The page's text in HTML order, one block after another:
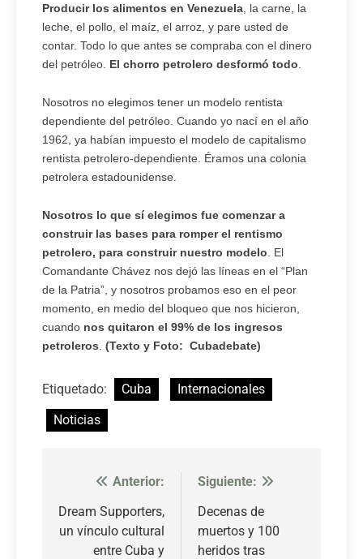
Producir los alimentos en Venezuela , la carne, la
leche, el pollo, el maíz, el arroz, y pare usted de
contar. Todo lo que antes se compraba con el dinero
del petróleo. El chorro petrolero desformó todo
Nosotros no elegimos tener un modelo rentista
dependiente del petróleo. Cuando yo nací en el año
1962, ya habían impuesto el modelo de capitalismo
rentista petrolero-dependiente. Éramos una colonia
petrolera estadounidense.
Nosotros lo que sí elegimos fue comenzar a
construir las bases para romper el rentismo
petrolero, para construir nuestro modelo . El
Comandante Chávez nos dejó las líneas en el “Plan
de la Patria”, y nosotros probamos eso en el peor
momento, en medio del bloqueo que nos hicieron,
cuando nos quitaron el 99% de los ingresos
petroleros (Texto y Foto: Cubadebate)
Etiquetado: Cuba
Internacionales
Noticias
Navegación
de
entradas
Anterior:
Dream Supporters,
un vínculo cultural
entre Cuba y
Siguiente:
Decenas de
muertos y 100
heridos tras